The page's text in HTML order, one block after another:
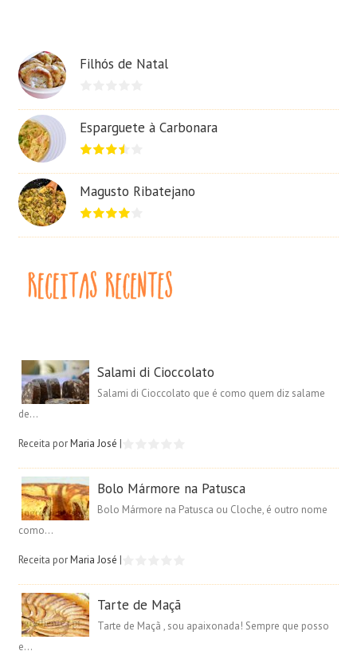
Filhós de Natal
Esparguete à Carbonara
Magusto Ribatejano
Salami di Cioccolato
Salami di Cioccolato que é como quem diz salame
de...
Receita porMaria José |
Bolo Mármore na Patusca
Bolo Mármore na Patusca ou Cloche, é outro nome
como...
Receita porMaria José |
Tarte de Maçã
Tarte de Maçã , sou apaixonada! Sempre que posso
e...